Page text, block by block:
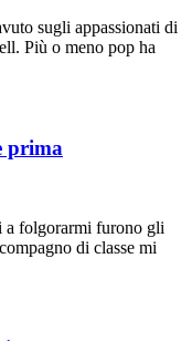
sugli appassionati di
Più o meno pop ha
prima
folgorarmi furono gli
di classe mi